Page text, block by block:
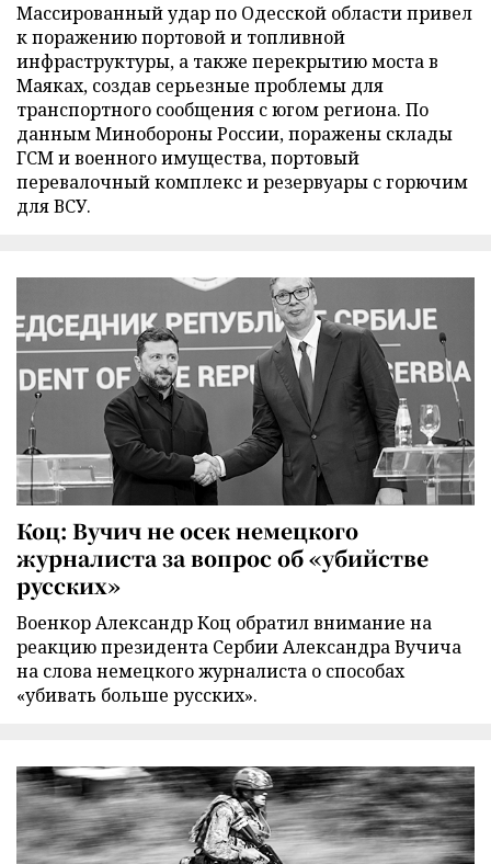
Массированный удар по Одесской области привел
к поражению портовой и топливной
инфраструктуры, а также перекрытию моста в
Маяках, создав серьезные проблемы для
транспортного сообщения с югом региона. По
данным Минобороны России, поражены склады
ГСМ и военного имущества, портовый
перевалочный комплекс и резервуары с горючим
для ВСУ.
Коц: Вучич не осек немецкого
журналиста за вопрос об «убийстве
русских»
Военкор Александр Коц обратил внимание на
реакцию президента Сербии Александра Вучича
на слова немецкого журналиста о способах
«убивать больше русских».